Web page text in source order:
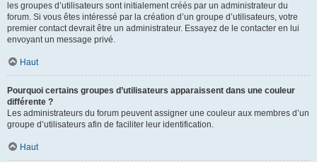
les groupes d’utilisateurs sont initialement créés par un administrateur du
forum. Si vous êtes intéressé par la création d’un groupe d’utilisateurs, votre
premier contact devrait être un administrateur. Essayez de le contacter en lui
envoyant un message privé.
Haut
Pourquoi certains groupes d’utilisateurs apparaissent dans une couleur
différente ?
Les administrateurs du forum peuvent assigner une couleur aux membres d’un
groupe d’utilisateurs afin de faciliter leur identification.
Haut